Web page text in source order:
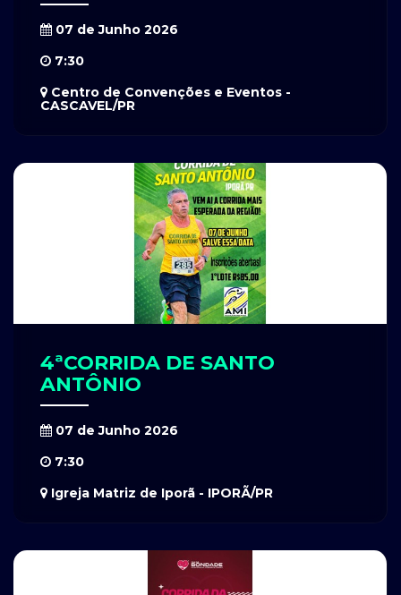
07 de Junho 2026
7:30
Centro de Convenções e Eventos -
CASCAVEL/PR
4ªCORRIDA DE SANTO
ANTÔNIO
07 de Junho 2026
7:30
Igreja Matriz de Iporã - IPORÃ/PR